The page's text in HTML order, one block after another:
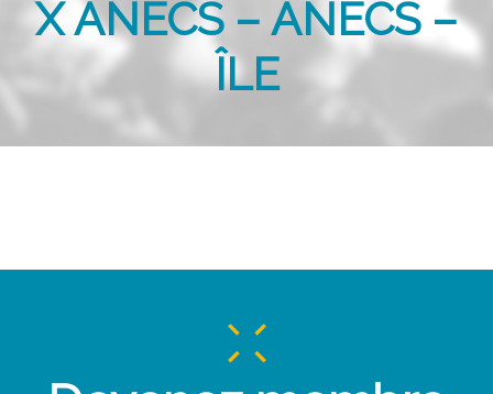
X ANECS – ANECS –
ÎLE